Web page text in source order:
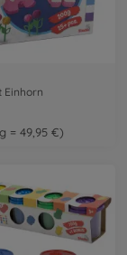
Einhorn
= 49,95 €